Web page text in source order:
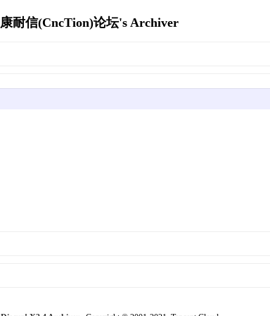
康耐信(CncTion)论坛's Archiver